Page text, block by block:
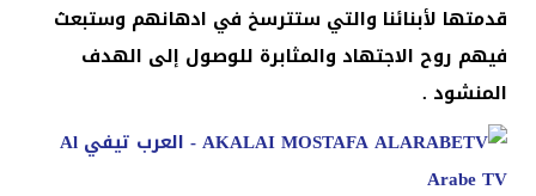
قدمتها لأبنائنا والتي ستترسخ في ادهانهم وستبعث
فيهم روح الاجتهاد والمثابرة للوصول إلى الهدف
المنشود .